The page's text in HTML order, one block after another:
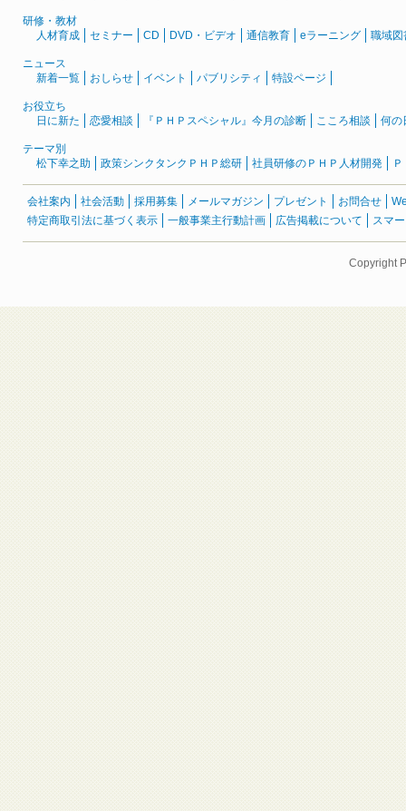
研修・教材
人材育成
セミナー CD DVD・ビデオ 通信教育 eラーニング 職域図
ニュース
新着一覧
おしらせ イベント パブリシティ 特設ページ
お役立ち
日に新た
恋愛相談 『ＰＨＰスペシャル』今月の診断 こころ相談 何の
テーマ別
松下幸之助
政策シンクタンクＰＨＰ総研 社員研修のＰＨＰ人材開発
会社案内 社会活動 採用募集 メールマガジン プレゼント お問合せ
特定商取引法に基づく表示
一般事業主行動計画 広告掲載について スマ
Copyright